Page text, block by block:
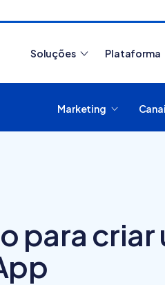
Soluções Plataforma
Marketing
para criar